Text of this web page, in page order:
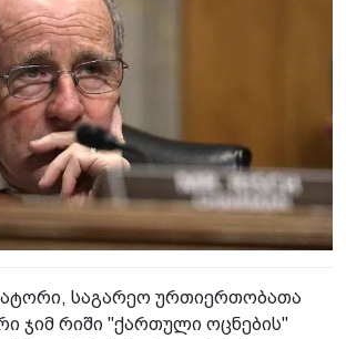
საგარეო ურთიერთობათა
ჯიმ რიში "ქართული ოცნების"